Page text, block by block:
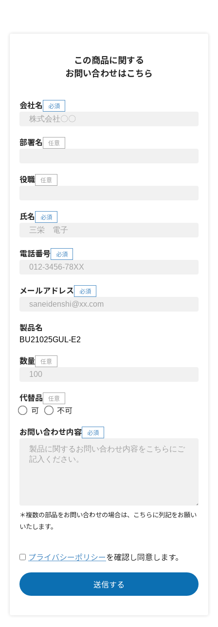
この商品に関する
お問い合わせはこちら
会社名 必須
部署名 任意
役職 任意
氏名 必須
電話番号 必須
メールアドレス 必須
製品名
数量 任意
代替品 任意
可
不可
お問い合わせ内容
必須
＊複数の部品をお問い合わせの場合は、こちらに列記をお願い
いたします。
プライバシーポリシーを確認し同意します。